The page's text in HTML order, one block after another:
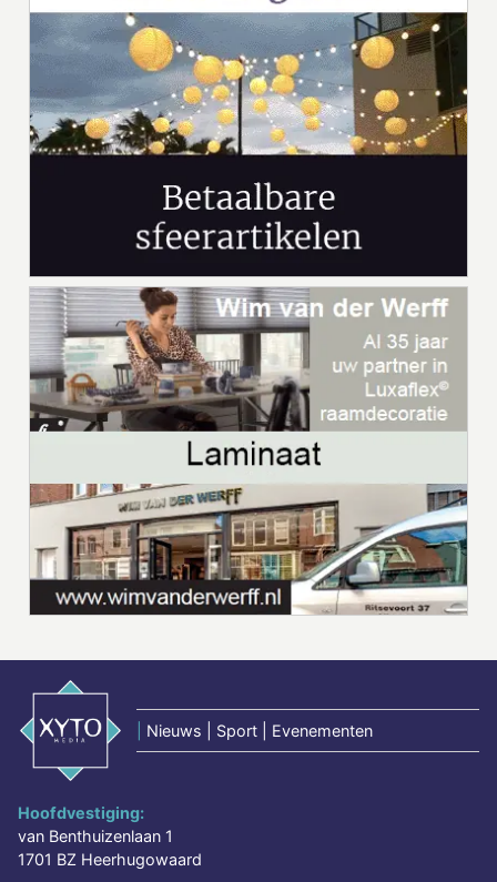
Nieuws | Sport | Evenementen
Hoofdvestiging:
van Benthuizenlaan 1
1701 BZ Heerhugowaard